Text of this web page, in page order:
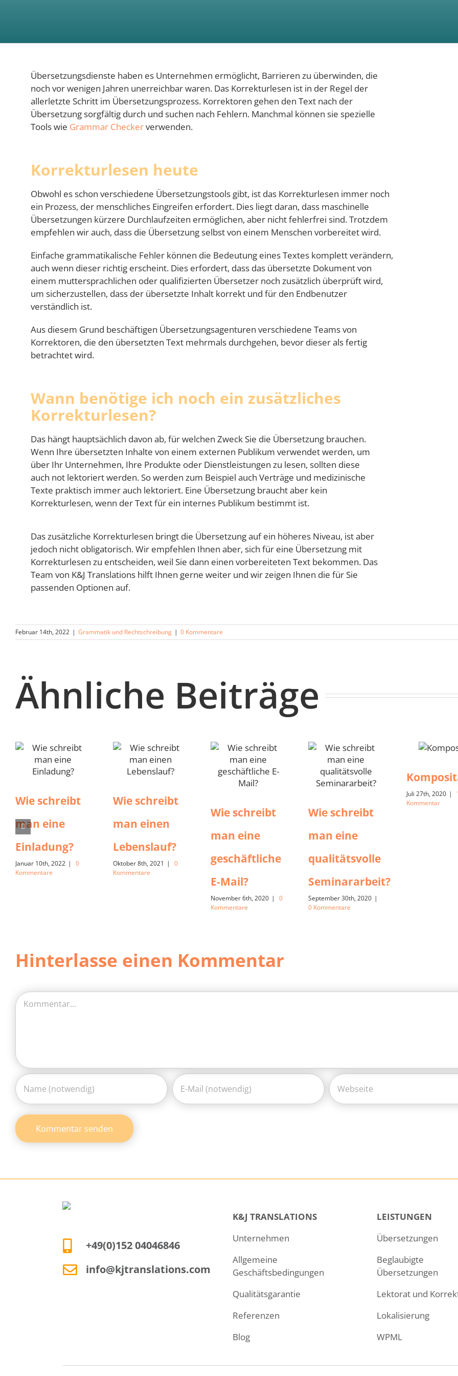
Übersetzungsdienste haben es Unternehmen ermöglicht, Barrieren zu überwinden, die
noch vor wenigen Jahren unerreichbar waren. Das Korrekturlesen ist in der Regel der
allerletzte Schritt im Übersetzungsprozess. Korrektoren gehen den Text nach der
Übersetzung sorgfältig durch und suchen nach Fehlern. Manchmal können sie spezielle
Tools wie Grammar Checkerverwenden.
Korrekturlesen heute
Obwohl es schon verschiedene Übersetzungstools gibt, ist das Korrekturlesen immer noch
ein Prozess, der menschliches Eingreifen erfordert. Dies liegt daran, dass maschinelle
Übersetzungen kürzere Durchlaufzeiten ermöglichen, aber nicht fehlerfrei sind. Trotzdem
empfehlen wir auch, dass die Übersetzung selbst von einem Menschen vorbereitet wird.
Einfache grammatikalische Fehler können die Bedeutung eines Textes komplett verändern,
auch wenn dieser richtig erscheint. Dies erfordert, dass das übersetzte Dokument von
einem muttersprachlichen oder qualifizierten Übersetzer noch zusätzlich überprüft wird,
um sicherzustellen, dass der übersetzte Inhalt korrekt und für den Endbenutzer
verständlich ist.
Aus diesem Grund beschäftigen Übersetzungsagenturen verschiedene Teams von
Korrektoren, die den übersetzten Text mehrmals durchgehen, bevor dieser als fertig
betrachtet wird.
Wann benötige ich noch ein zusätzliches
Korrekturlesen?
Das hängt hauptsächlich davon ab, für welchen Zweck Sie die Übersetzung brauchen.
Wenn Ihre übersetzten Inhalte von einem externen Publikum verwendet werden, um
über Ihr Unternehmen, Ihre Produkte oder Dienstleistungen zu lesen, sollten diese
auch not lektoriert werden. So werden zum Beispiel auch Verträge und medizinische
Texte praktisch immer auch lektoriert. Eine Übersetzung braucht aber kein
Korrekturlesen, wenn der Text für ein internes Publikum bestimmt ist.
Das zusätzliche Korrekturlesen bringt die Übersetzung auf ein höheres Niveau, ist aber
jedoch nicht obligatorisch. Wir empfehlen Ihnen aber, sich für eine Übersetzung mit
Korrekturlesen zu entscheiden, weil Sie dann einen vorbereiteten Text bekommen. Das
Team von K&J Translations hilft Ihnen gerne weiter und wir zeigen Ihnen die für Sie
passenden Optionen auf.
Februar 14th, 2022 | Grammatik und Rechtschreibung | 0 Kommentare
Ähnliche Beiträge
Wie schreibt
man eine
Einladung?
Januar 10th, 2022 |
0
Kommentare
Wie schreibt
man einen
Lebenslauf?
Oktober 8th, 2021 |
0
Kommentare
Wie schreibt
man eine
geschäftliche
E-Mail?
November 6th, 2020 |
0
Kommentare
Wie schreibt
man eine
qualitätsvolle
Seminararbeit?
September 30th, 2020 |
0 Kommentare
Juli 27th, 2020 |
Kommentar
Hinterlasse einen Kommentar
Kommentar
+49(0)152 04046846
info@kjtranslations.com
K&J TRANSLATIONS
Unternehmen
Allgemeine
Geschäftsbedingungen
Qualitätsgarantie
Referenzen
Blog
LEISTUNGEN
Übersetzungen
Beglaubigte
Übersetzungen
Lektorat und
Lokalisierung
WPML